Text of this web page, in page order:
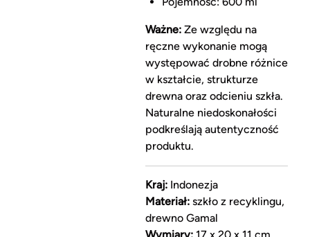
Ważne:Ze względu na
ręczne wykonanie mogą
występować drobne różnice
w kształcie, strukturze
drewna oraz odcieniu szkła.
Naturalne niedoskonałości
podkreślają autentyczność
produktu.
Kraj:Indonezja
Materiał:szkło z recyklingu,
drewno Gamal